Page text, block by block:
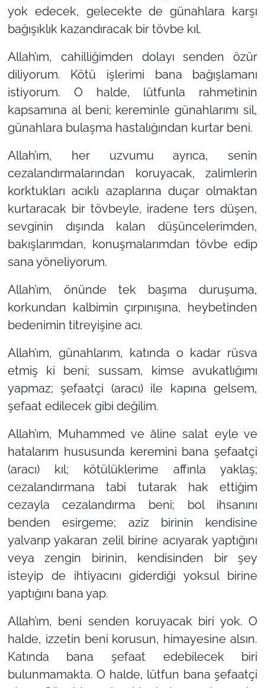
yok edecek, gelecekte de günahlara karşı
bağışıklık kazandıracak bir tövbe kıl.
Allah’ım, cahilliğimden dolayı senden özür
diliyorum. Kötü işlerimi bana bağışlamanı
istiyorum. O halde, lütfunla rahmetinin
kapsamına al beni; kereminle günahlarımı sil,
günahlara bulaşma hastalığından kurtar beni.
Allah’ım, her uzvumu ayrıca, senin
cezalandırmalarından koruyacak, zalimlerin
korktukları acıklı azaplarına duçar olmaktan
kurtaracak bir tövbeyle, iradene ters düşen,
sevginin dışında kalan düşüncelerimden,
bakışlarımdan, konuşmalarımdan tövbe edip
sana yöneliyorum.
Allah’ım, önünde tek başıma duruşuma,
korkundan kalbimin çırpınışına, heybetinden
bedenimin titreyişine acı.
Allah’ım, günahlarım, katında o kadar rüsva
etmiş ki beni; sussam, kimse avukatlığımı
yapmaz; şefaatçi (aracı) ile kapına gelsem,
şefaat edilecek gibi değilim.
Allah’ım, Muhammed ve âline salat eyle ve
hatalarım hususunda keremini bana şefaatçi
(aracı) kıl; kötülüklerime affınla yaklaş;
cezalandırmana tabi tutarak hak ettiğim
cezayla cezalandırma beni; bol ihsanını
benden esirgeme; aziz birinin kendisine
yalvarıp yakaran zelil birine acıyarak yaptığını
veya zengin birinin, kendisinden bir şey
isteyip de ihtiyacını giderdiği yoksul birine
yaptığını bana yap.
Allah’ım, beni senden koruyacak biri yok. O
halde, izzetin beni korusun, himayesine alsın.
Katında bana şefaat edebilecek biri
bulunmamakta. O halde, lütfun bana şefaatçi